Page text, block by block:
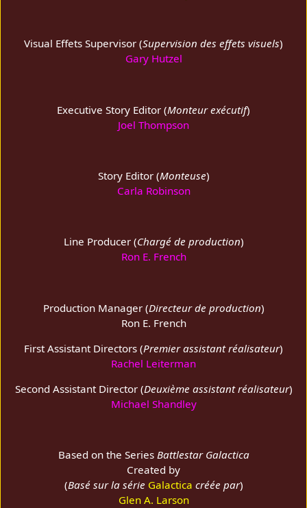
Visual Effets Supervisor (Supervision des effets visuels)
Gary Hutzel
Executive Story Editor (Monteur exécutif)
Joel Thompson
Story Editor (Monteuse)
Carla Robinson
Line Producer (Chargé de production)
Ron E. French
Production Manager (Directeur de production)
Ron E. French
First Assistant Directors (Premier assistant réalisateur)
Rachel Leiterman
Second Assistant Director (Deuxième assistant réalisateur)
Michael Shandley
Based on the Series Battlestar Galactica
Created by
(Basé sur la série Galactica créée par)
Glen A. Larson